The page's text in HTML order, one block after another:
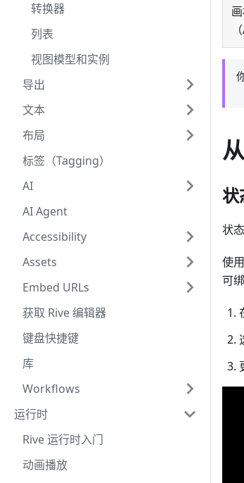
转换器
列表
视图模型和实例
导出
文本
布局
标签（Tagging）
AI
AI Agent
Accessibility
Assets
Embed URLs
获取 Rive 编辑器
键盘快捷键
库
Workflows
运行时
Rive 运行时入门
动画播放
状
使
可